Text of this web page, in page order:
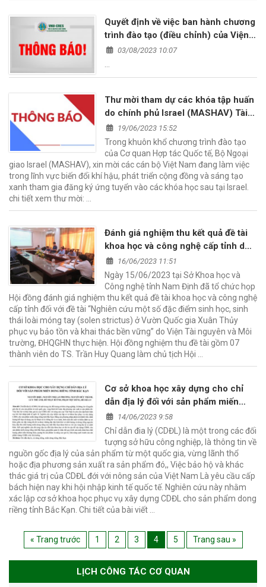
Quyết định về việc ban hành chương
trình đào tạo (điều chỉnh) của Viện
Tài nguyên và Môi trường
03/08/2023 10:07
Thư mời tham dự các khóa tập huấn
do chính phủ Israel (MASHAV) Tài
trợ và tổ chức.
19/06/2023 15:52
Trong khuôn khổ chương trình đào tạo
của Cơ quan Hợp tác Quốc tế, Bộ Ngoại
giao Israel (MASHAV), xin mời các cán bộ Việt Nam đang làm việc
trong lĩnh vực biến đổi khí hậu, phát triển cộng đồng và sáng tạo
xanh tham gia đăng ký ứng tuyển vào các khóa học sau tại Israel.
chi tiết xem thư mời: …
Đánh giá nghiệm thu kết quả đề tài
khoa học và công nghệ cấp tỉnh do
Viện Tài nguyên và Môi trường,
ĐHQGHN thực hiện
16/06/2023 11:51
Ngày 15/06/2023 tại Sở Khoa học và
Công nghệ tỉnh Nam Định đã tổ chức họp
Hội đồng đánh giá nghiệm thu kết quả đề tài khoa học và công nghệ
cấp tỉnh đối với đề tài “Nghiên cứu một số đặc điểm sinh học, sinh
thái loài móng tay (solen strictus) ở Vườn Quốc gia Xuân Thủy
phục vụ bảo tồn và khai thác bền vững” do Viện Tài nguyên và Môi
trường, ĐHQGHN thực hiện. Hội đồng nghiệm thu đề tài gồm 07
thành viên do TS. Trần Huy Quang làm chủ tịch Hội …
Cơ sở khoa học xây dựng cho chỉ
dẫn địa lý đối với sản phẩm miến
dong riềng tỉnh Bắc Kạn
14/06/2023 9:58
Chỉ dẫn đia lý (CDĐL) là một trong các đối
tượng sở hữu công nghiệp, là thông tin về
nguồn gốc địa lý của sản phẩm từ một quốc gia, vừng lãnh thổ
hoặc địa phương sản xuất ra sản phẩm đó,, Việc bảo hộ và khác
thác giá trị của CDĐL đới với nông sản của Việt Nam Là yêu cầu cấp
bách hiện nay khi hội nhập kinh tế quốc tế. Nghiên cứu này nhằm
xác lập cơ sở khoa học phục vụ xây dựng CDĐL cho sản phẩm dong
riềng tỉnh Bắc Kạn. Chi tiết của bài viết …
« Trang trước 1 2 3 4 5 Trang sau »
LỊCH CÔNG TÁC CƠ QUAN